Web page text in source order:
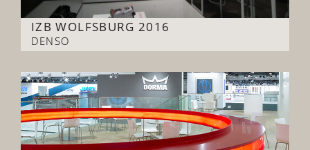
IZB WOLFSBURG 2016
DENSO